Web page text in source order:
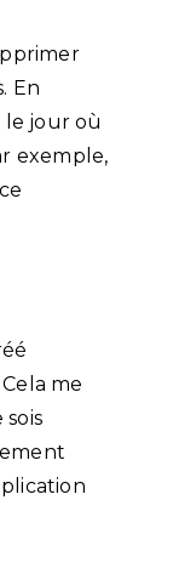
En
le jour où
exemple,
Cela me
sois